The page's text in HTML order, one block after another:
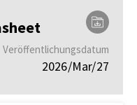
Veröffentlichungsdatum
2026/Mar/27